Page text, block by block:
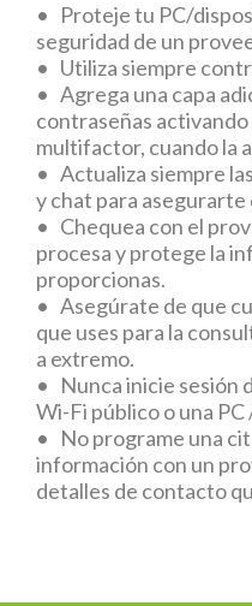
• Proteje tu PC/
seguridad de un
• Utiliza siempre
• Agrega una capa
contraseñas
multifactor, cuando la
• Actualiza siempre
y chat para asegurarte
• Chequea con el
procesa y protege la
proporcionas.
• Asegúrate de que
que uses para la
a extremo.
• Nunca inicie sesión
Wi-Fi público o una
• No programe una
información con un
detalles de contacto